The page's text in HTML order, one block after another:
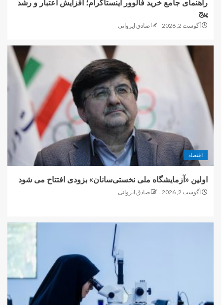
راهنمای جامع خرید فالوور اینستاگرام؛ افزایش اعتبار و رشد
پیج
آگوست 2, 2026 صادق ایروانی
اقتصاد
اولین «آزمایشگاه ملی نخستی‌سانان» بزودی افتتاح می شود
آگوست 2, 2026 صادق ایروانی